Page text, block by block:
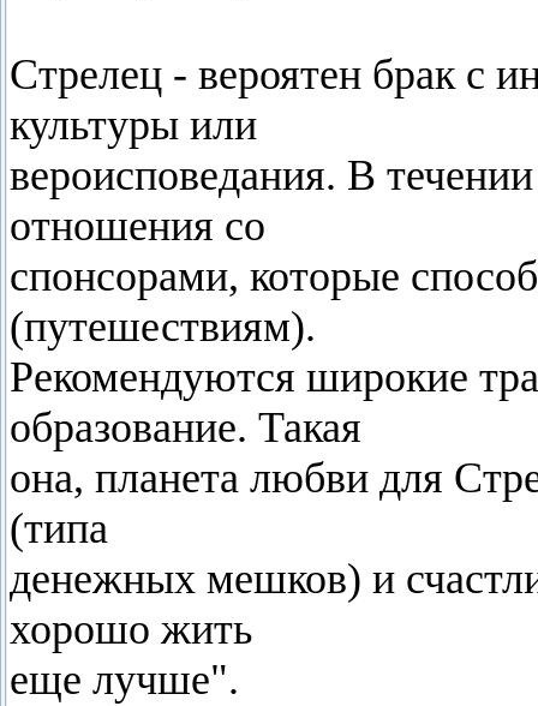
Стрелец - вероятен брак с
культуры или
вероисповедания. В
отношения со
спонсорами, которые
(путешествиям).
Рекомендуются широкие
образование. Такая
она, планета любви для
(типа
денежных мешков) и
хорошо жить
еще лучше".